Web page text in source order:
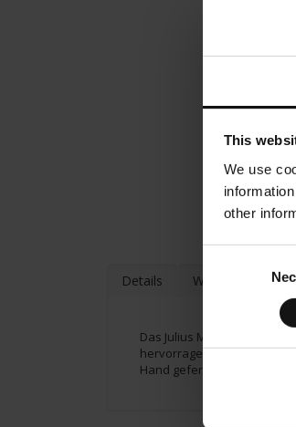
This
We use
other
Selection
Details
Das Julius Meinl
hervorragend zum
Hand gefertigt.
Weitere